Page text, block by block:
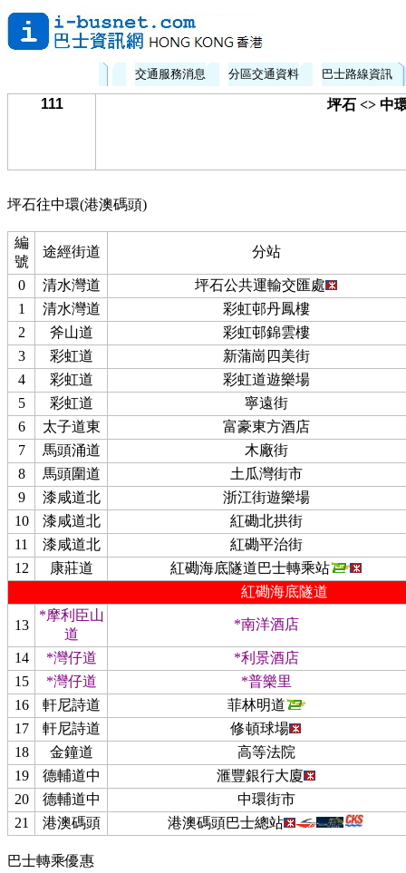
交通服務消息 分區交通資料 巴士路線資訊
111 坪石 <> 中
坪石往中環(港澳碼頭)
編
號
途經街道 分站
0 清水灣道
坪石公共運輸交匯處
1
清水灣道
彩虹邨丹鳳樓
2
斧山道
彩虹邨錦雲樓
3
彩虹道
新蒲崗四美街
4
彩虹道
彩虹道遊樂場
5
彩虹道
寧遠街
6
太子道東
富豪東方酒店
7
馬頭涌道
木廠街
8
馬頭圍道
土瓜灣街市
9
漆咸道北
浙江街遊樂場
10
漆咸道北
紅磡北拱街
11
漆咸道北
紅磡平治街
12
康莊道
紅磡海底隧道巴士轉乘站
紅磡海底隧道
13
*摩利臣山
道
*南洋酒店
14 *灣仔道
*利景酒店
15
*灣仔道
*普樂里
16
軒尼詩道
菲林明道
17
軒尼詩道
修頓球場
18
金鐘道
高等法院
19
德輔道中
滙豐銀行大廈
20
德輔道中
中環街市
21
港澳碼頭 港澳碼頭巴士總站
巴士轉乘優惠